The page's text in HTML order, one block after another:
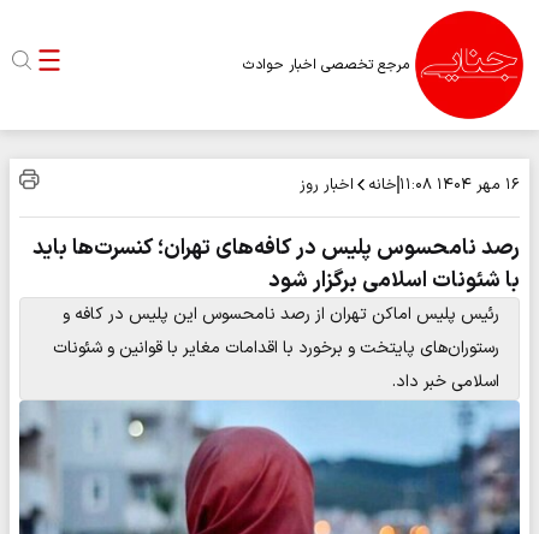
مرجع تخصصی اخبار حوادث
۱۶ مهر ۱۴۰۴ ۱۱:۰۸ خانه اخبار روز
رصد نامحسوس پلیس در کافه‌های تهران؛ کنسرت‌ها باید
با شئونات اسلامی برگزار شود
رئیس پلیس اماکن تهران از رصد نامحسوس این پلیس در کافه‌ و
رستوران‌های پایتخت و برخورد با اقدامات مغایر با قوانین و شئونات
اسلامی خبر داد.